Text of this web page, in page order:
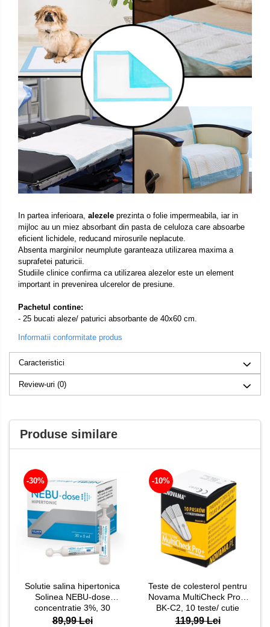
In partea inferioara, alezele prezinta o folie impermeabila, iar in
mijloc au un miez absorbant din pasta de celuloza care absoarbe
eficient lichidele, reducand mirosurile neplacute.
Absenta marginilor neumplute garanteaza utilizarea maxima a
suprafetei paturicii.
Studiile clinice confirma ca utilizarea alezelor este un element
important in prevenirea ulcerelor de presiune.
Pachetul contine:
- 25 bucati aleze/ paturici absorbante de 40x60 cm.
Informatii conformitate produs
Caracteristici
Review-uri (0)
Produse similare
-30%
Solutie salina hipertonica
Solinea NEBU-dose
concentratie 3%, 30
monodoze x 5 ml
89,99 Lei
-10%
Teste de colesterol pentru
Novama MultiCheck Pro+,
BK-C2, 10 teste/ cutie
119,99 Lei